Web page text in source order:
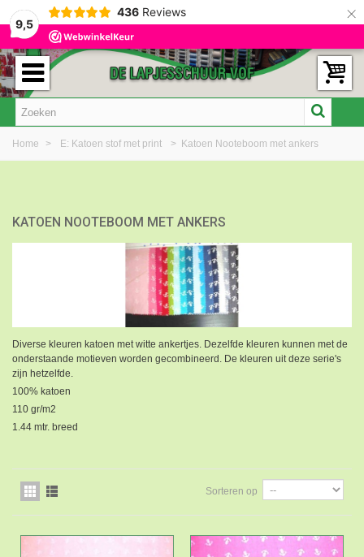
9,5
436 Reviews ×
Home > E: Katoen stof met print > Katoen Nooteboom met ankers
KATOEN NOOTEBOOM MET ANKERS
Diverse kleuren katoen met witte ankertjes. Dezelfde kleuren kunnen met de
onderstaande motieven worden gecombineerd. De kleuren uit deze serie's
zijn hetzelfde.
100% katoen
110 gr/m2
1.44 mtr. breed
Sorteren op